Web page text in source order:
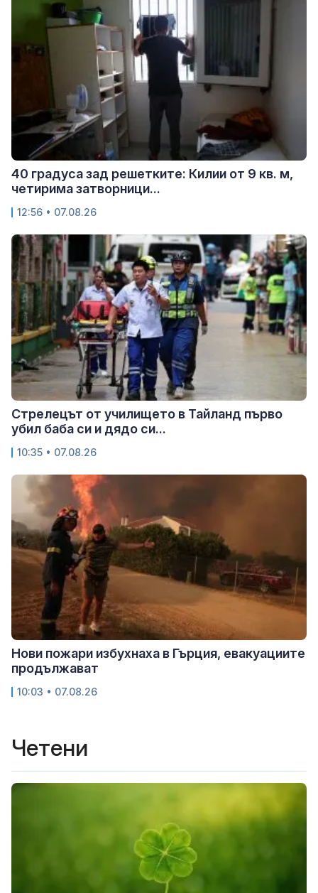
40 градуса зад решетките: Килии от 9 кв. м,
четирима затворници...
12:56 • 07.08.26
Стрелецът от училището в Тайланд първо
убил баба си и дядо си...
10:35 • 07.08.26
Нови пожари избухнаха в Гърция, евакуациите
продължават
10:03 • 07.08.26
Четени